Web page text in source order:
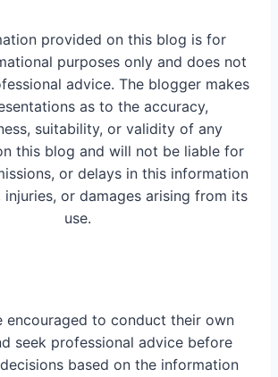
provided on this blog is for
purposes only and does not
advice. The blogger makes
as to the accuracy,
suitability, or validity of any
this blog and will not be liable for
or delays in this information
injuries, or damages arising from its
use.
encouraged to conduct their own
seek professional advice before
based on the information